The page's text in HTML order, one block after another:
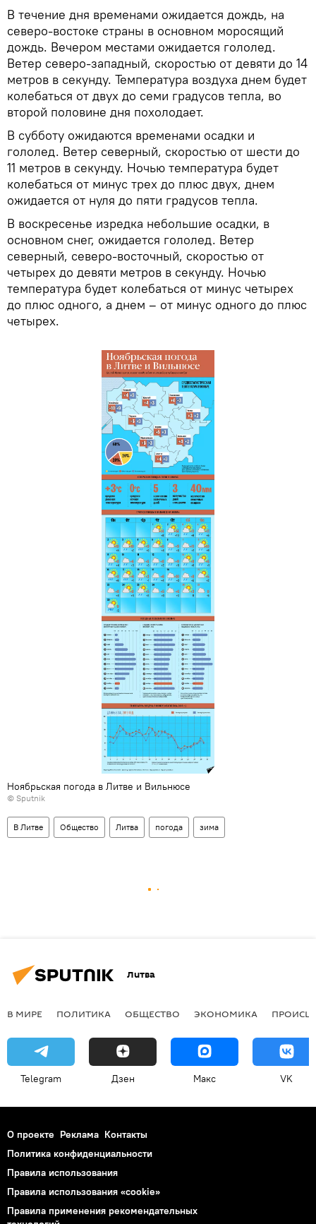
В течение дня временами ожидается дождь, на
северо-востоке страны в основном моросящий
дождь. Вечером местами ожидается гололед.
Ветер северо-западный, скоростью от девяти до 14
метров в секунду. Температура воздуха днем будет
колебаться от двух до семи градусов тепла, во
второй половине дня похолодает.
В субботу ожидаются временами осадки и
гололед. Ветер северный, скоростью от шести до
11 метров в секунду. Ночью температура будет
колебаться от минус трех до плюс двух, днем
ожидается от нуля до пяти градусов тепла.
В воскресенье изредка небольшие осадки, в
основном снег, ожидается гололед. Ветер
северный, северо-восточный, скоростью от
четырех до девяти метров в секунду. Ночью
температура будет колебаться от минус четырех
до плюс одного, а днем – от минус одного до плюс
четырех.
Ноябрьская погода в Литве и Вильнюсе
© Sputnik
В Литве Общество Литва погода зима
Литва
В МИРЕ ПОЛИТИКА ОБЩЕСТВО ЭКОНОМИКА
Telegram Дзен Макс VK
О проекте Реклама Контакты
Политика конфиденциальности
Правила использования
Правила использования «cookie»
Правила применения рекомендательных